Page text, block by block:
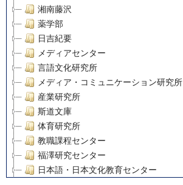
湘南藤沢
薬学部
日吉紀要
メディアセンター
言語文化研究所
メディア・コミュニケーション研究所
産業研究所
斯道文庫
体育研究所
教職課程センター
福澤研究センター
日本語・日本文化教育センター